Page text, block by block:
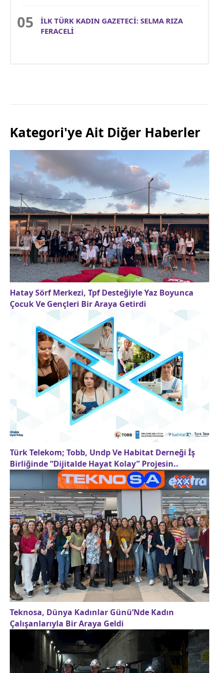
İLK TÜRK KADIN GAZETECİ: SELMA RIZA
FERACELİ
Kategori'ye Ait Diğer Haberler
Hatay Sörf Merkezi, Tpf Desteğiyle Yaz Boyunca
Çocuk Ve Gençleri Bir Araya Getirdi
Türk Telekom; Tobb, Undp Ve Habitat Derneği İş
Birliğinde “Dijitalde Hayat Kolay” Projesin..
Teknosa, Dünya Kadınlar Günü’Nde Kadın
Çalışanlarıyla Bir Araya Geldi